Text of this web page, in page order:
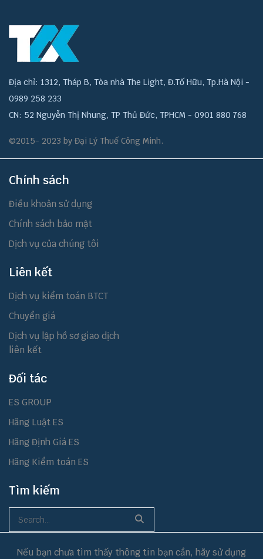
Địa chỉ: 1312, Tháp B, Tòa nhà The Light, Đ.Tố Hữu, Tp.Hà Nội -
0989 258 233
CN: 52 Nguyễn Thị Nhung, TP Thủ Đức, TPHCM - 0901 880 768
©2015- 2023 by Đại Lý Thuế Công Minh.
Chính sách
Điều khoản sử dụng
Chính sách bảo mật
Dịch vụ của chúng tôi
Liên kết
Dịch vụ kiểm toán BTCT
Chuyển giá
Dịch vụ lập hồ sơ giao dịch
liên kết
Đối tác
ES GROUP
Hãng Luật ES
Hãng Định Giá ES
Hãng Kiểm toán ES
Tìm kiếm
Nếu bạn chưa tìm thấy thông tin bạn cần, hãy sử dụng